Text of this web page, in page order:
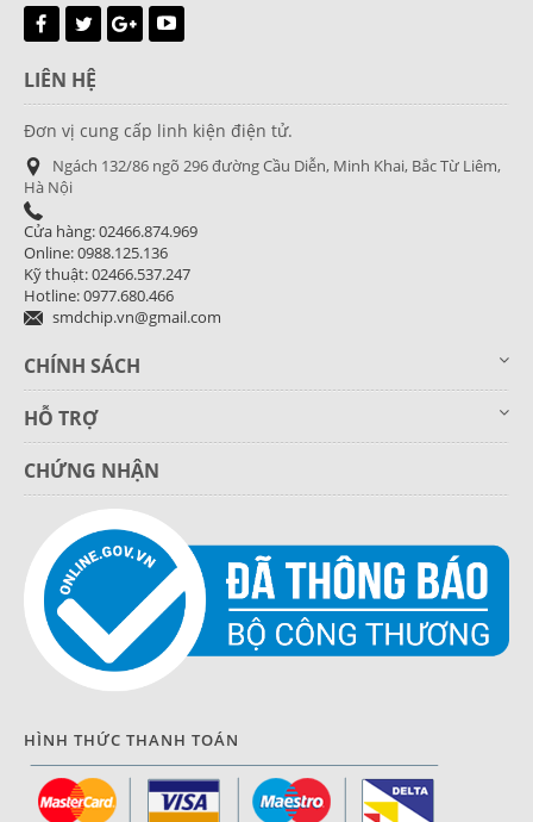
LIÊN HỆ
Đơn vị cung cấp linh kiện điện tử.
Ngách 132/86 ngõ 296 đường Cầu Diễn, Minh Khai, Bắc Từ Liêm,
Hà Nội
Cửa hàng: 02466.874.969
Online: 0988.125.136
Kỹ thuật: 02466.537.247
Hotline: 0977.680.466
smdchip.vn@gmail.com
CHÍNH SÁCH
HỖ TRỢ
CHỨNG NHẬN
HÌNH THỨC THANH TOÁN